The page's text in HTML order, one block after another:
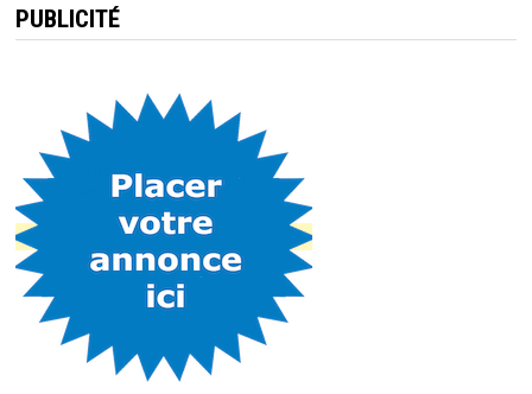
PUBLICITÉ